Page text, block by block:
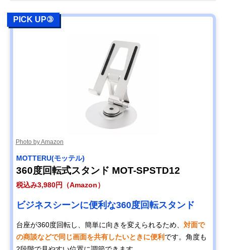
PICK UP③
Photo by Amazon
MOTTERU(モッテル)
360度回転式スタンド MOT-SPSTD12
税込み3,980円（Amazon）
ビジネスシーンに便利な360度回転スタンド
台座が360度回転し、簡単に向きを変えられるため、 対面で
の商談などで同じ画面を共有したいときに便利 です。角度も